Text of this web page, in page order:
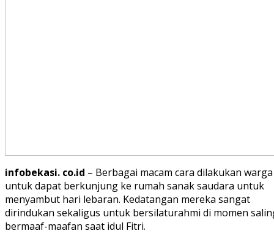
infobekasi. co.id – Berbagai macam cara dilakukan warga
untuk dapat berkunjung ke rumah sanak saudara untuk
menyambut hari lebaran. Kedatangan mereka sangat
dirindukan sekaligus untuk bersilaturahmi di momen
bermaaf-maafan saat idul Fitri.